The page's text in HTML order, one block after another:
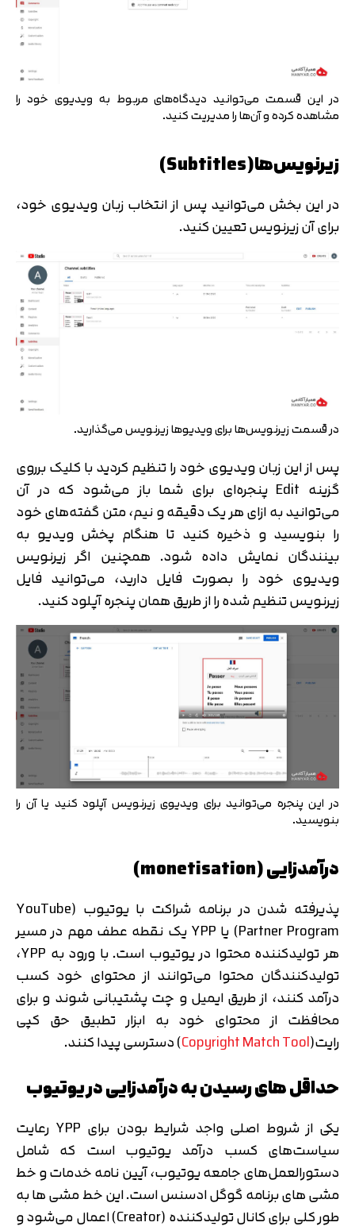
در این قسمت می‌توانید دیدگاه‌های مربوط به ویدیوی خود را
مشاهده کرده و آن‌ها را مدیریت کنید.
زیرنویس‌ها(Subtitles)
در این بخش می‌توانید پس از انتخاب زبان ویدیوی خود،
برای آن زیرنویس تعیین کنید.
در قسمت زیرنویس‌ها برای ویدیوها زیرنویس می‌گذارید.
پس از این زبان ویدیوی خود را تنظیم کردید با کلیک برروی
گزینه Edit پنجره‌ای برای شما باز می‌شود که در آن
می‌توانید به ازای هر یک دقیقه و نیم، متن گفته‌‌های خود
را بنویسید و ذخیره کنید تا هنگام پخش ویدیو به
بینندگان نمایش داده شود. همچنین اگر زیرنویس
ویدیوی خود را بصورت فایل دارید، می‌توانید فایل
زیرنویس تنظیم شده را از طریق همان پنجره آپلود کنید.
در این پنجره می‌توانید برای ویدیوی زیرنویس آپلود کنید یا آن را
بنویسید.
درآمدزایی (monetisation)
پذیرفته شدن در برنامه شراکت با یوتیوب (YouTube
Partner Program) یا YPP یک نقطه عطف مهم در مسیر
هر تولیدکننده محتوا در یوتیوب است. با ورود به YPP،
تولیدکنندگان محتوا می‌توانند از محتوای خود کسب
درآمد کنند، از طریق ایمیل و چت پشتیبانی شوند و برای
محافظت از محتوای خود به ابزار تطبیق حق کپی
رایت(Copyright Match Tool) دسترسی پیدا کنند.
حداقل های رسیدن به درآمدزایی در یوتیوب
یکی از شروط اصلی واجد شرایط بودن برای YPP رعایت
سیاست‌های کسب درآمد یوتیوب است که شامل
دستورالعمل‌های جامعه یوتیوب، آیین نامه خدمات و خط
مشی های برنامه گوگل ادسنس است. این خط مشی ها به
طور کلی برای کانال تولیدکننده (Creator) اعمال می‌شود و